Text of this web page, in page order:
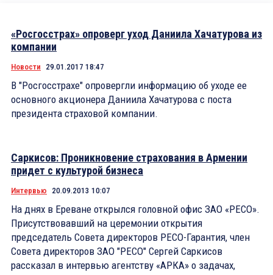
«Росгосстрах» опроверг уход Даниила Хачатурова из
компании
Новости 29.01.2017 18:47
В "Росгосстрахе" опровергли информацию об уходе ее
основного акционера Даниила Хачатурова с поста
президента страховой компании.
Саркисов: Проникновение страхования в Армении
придет с культурой бизнеса
Интервью 20.09.2013 10:07
На днях в Ереване открылся головной офис ЗАО «РЕСО».
Присутствовавший на церемонии открытия
председатель Совета директоров РЕСО-Гарантия, член
Совета директоров ЗАО "РЕСО" Сергей Саркисов
рассказал в интервью агентству «АРКА» о задачах,